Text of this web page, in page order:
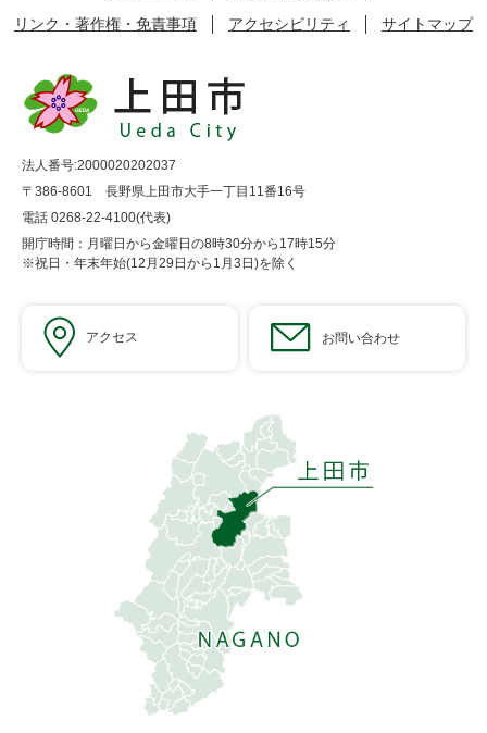
リンク・著作権・免責事項
アクセシビリティ サイトマップ
法人番号:2000020202037
〒386-8601 長野県上田市大手一丁目11番16号
電話 0268-22-4100(代表)
開庁時間：月曜日から金曜日の8時30分から17時15分
※祝日・年末年始(12月29日から1月3日)を除く
アクセス お問い合わせ